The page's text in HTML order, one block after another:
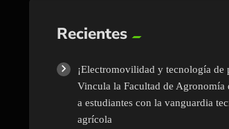
Recientes
¡Electromovilidad y tecnología de
Vincula la Facultad de Agronomía
a estudiantes con la vanguardia
agrícola